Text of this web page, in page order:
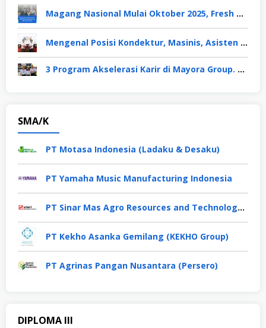
Magang Nasional Mulai Oktober 2025, Fresh Graduate Dapat Gaji UMP Selama 6 Bulan
Mengenal Posisi Kondektur, Masinis, Asisten PPKA, Pemeliharaan Sarana dan Prasarana, Polsuska (Polisi Khusus Kereta Api), di PT KAI
3 Program Akselerasi Karir di Mayora Group. Apa Saja? Berikut Penjelasannya
SMA/K
PT Motasa Indonesia (Ladaku & Desaku)
PT Yamaha Music Manufacturing Indonesia
PT Sinar Mas Agro Resources and Technology Tbk
PT Kekho Asanka Gemilang (KEKHO Group)
PT Agrinas Pangan Nusantara (Persero)
DIPLOMA III